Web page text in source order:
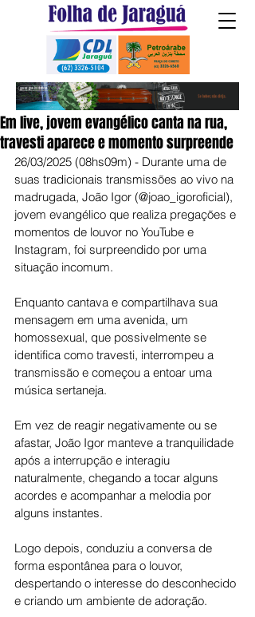
Em live, jovem evangélico canta na rua,
travesti aparece e momento surpreende
26/03/2025 (08hs09m) - Durante uma de
suas tradicionais transmissões ao vivo na
madrugada, João Igor (@joao_igoroficial),
jovem evangélico que realiza pregações e
momentos de louvor no YouTube e
Instagram, foi surpreendido por uma
situação incomum.
Enquanto cantava e compartilhava sua
mensagem em uma avenida, um
homossexual, que possivelmente se
identifica como travesti, interrompeu a
transmissão e começou a entoar uma
música sertaneja.
Em vez de reagir negativamente ou se
afastar, João Igor manteve a tranquilidade
após a interrupção e interagiu
naturalmente, chegando a tocar alguns
acordes e acompanhar a melodia por
alguns instantes.
Logo depois, conduziu a conversa de
forma espontânea para o louvor,
despertando o interesse do desconhecido
e criando um ambiente de adoração.